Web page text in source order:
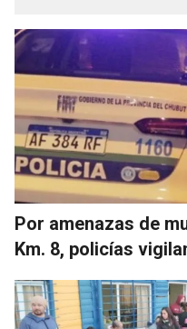
Por amenazas de
Km. 8, policías